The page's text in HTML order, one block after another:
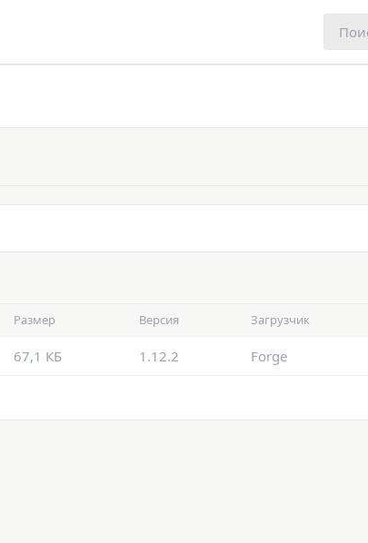
Размер Версия Загрузчик
67,1 КБ 1.12.2 Forge